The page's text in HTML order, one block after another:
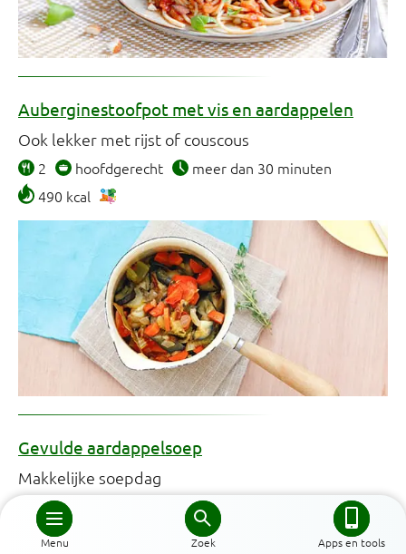
Menu Zoek Apps en tools
Auberginestoofpot met vis en aardappelen
Ook lekker met rijst of couscous
2 hoofdgerecht
meer dan 30 minuten
490 kcal
Gevulde aardappelsoep
Makkelijke soepdag
2
minder dan 30 minuten
455 kcal